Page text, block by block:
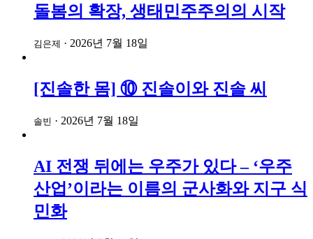
돌봄의 확장, 생태민주주의의 시작
김은제 · 2026년 7월 18일
[진솔한 몸] ⑩ 진솔이와 진솔 씨
솔빈 · 2026년 7월 18일
AI 전쟁 뒤에는 우주가 있다 – ‘우주
산업’이라는 이름의 군사화와 지구 식
민화